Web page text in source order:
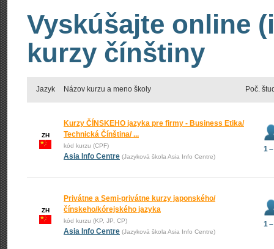
Vyskúšajte online
kurzy čínštiny
Jazyk Názov kurzu a meno školy Poč.
ZH
Kurzy ČÍNSKEHO jazyka pre firmy - Business Etika/
Technická Čínština/ ...
kód kurzu (CPF)
Asia Info Centre (Jazyková škola Asia Info Centre)
1
ZH
Privátne a Semi-privátne kurzy japonského/
čínskeho/kórejského jazyka
kód kurzu (KP, JP, CP)
Asia Info Centre (Jazyková škola Asia Info Centre)
1